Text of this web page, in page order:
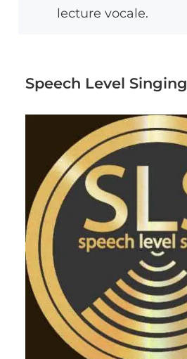
lecture vocale.
Speech Level Singing